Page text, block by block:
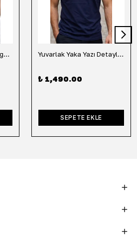
Yuvarlak Yaka Küçük Fügür Detaylı Tişört-Siyah Yuvarlak Yaka Yazı Detaylı Tişört-Lacivert
₺ 1,490.00
SEPETE EKLE